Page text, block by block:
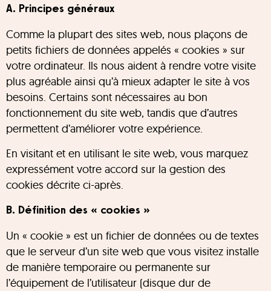
A. Principes généraux
Comme la plupart des sites web, nous plaçons de
petits fichiers de données appelés « cookies » sur
votre ordinateur. Ils nous aident à rendre votre visite
plus agréable ainsi qu’à mieux adapter le site à vos
besoins. Certains sont nécessaires au bon
fonctionnement du site web, tandis que d’autres
permettent d’améliorer votre expérience.
En visitant et en utilisant le site web, vous marquez
expressément votre accord sur la gestion des
cookies décrite ci-après.
B. Définition des « cookies »
Un « cookie » est un fichier de données ou de textes
que le serveur d’un site web que vous visitez installe
de manière temporaire ou permanente sur
l’équipement de l’utilisateur (disque dur de